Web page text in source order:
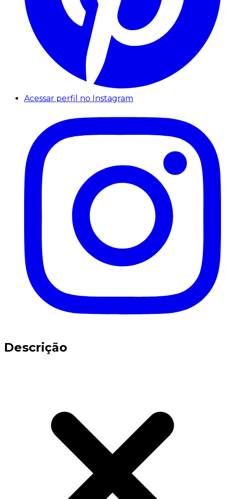
Acessar perfil no Instagram
Descrição